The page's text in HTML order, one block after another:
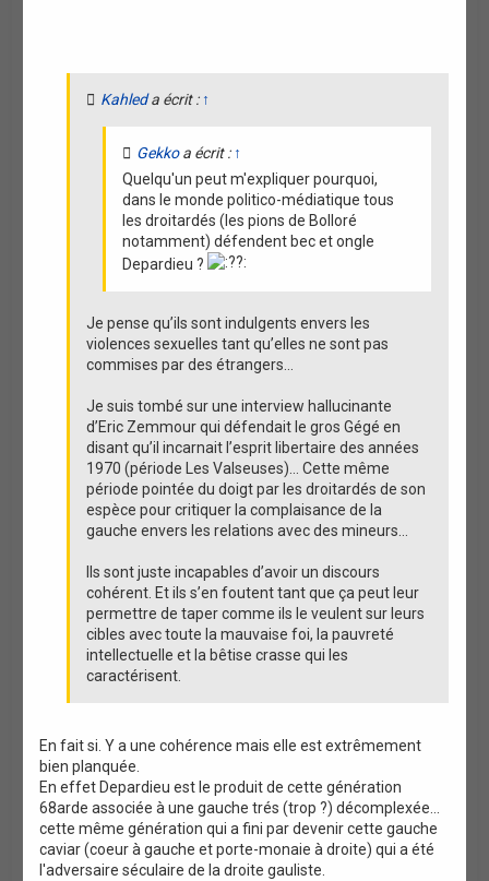
Kahleda écrit : ↑
Gekkoa écrit : ↑
Quelqu'un peut m'expliquer pourquoi,
dans le monde politico-médiatique tous
les droitardés (les pions de Bolloré
notamment) défendent bec et ongle
Depardieu ?
Je pense qu’ils sont indulgents envers les
violences sexuelles tant qu’elles ne sont pas
commises par des étrangers…
Je suis tombé sur une interview hallucinante
d’Eric Zemmour qui défendait le gros Gégé en
disant qu’il incarnait l’esprit libertaire des années
1970 (période Les Valseuses)… Cette même
période pointée du doigt par les droitardés de son
espèce pour critiquer la complaisance de la
gauche envers les relations avec des mineurs…
Ils sont juste incapables d’avoir un discours
cohérent. Et ils s’en foutent tant que ça peut leur
permettre de taper comme ils le veulent sur leurs
cibles avec toute la mauvaise foi, la pauvreté
intellectuelle et la bêtise crasse qui les
caractérisent.
En fait si. Y a une cohérence mais elle est extrêmement
bien planquée.
En effet Depardieu est le produit de cette génération
68arde associée à une gauche trés (trop ?) décomplexée...
cette même génération qui a fini par devenir cette gauche
caviar (coeur à gauche et porte-monaie à droite) qui a été
l'adversaire séculaire de la droite gauliste.